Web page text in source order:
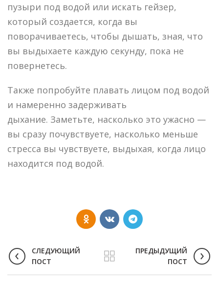
пузыри под водой или искать гейзер,
который создается, когда вы
поворачиваетесь, чтобы дышать, зная, что
вы выдыхаете каждую секунду, пока не
повернетесь.
Также попробуйте плавать лицом под водой
и намеренно задерживать
дыхание. Заметьте, насколько это ужасно —
вы сразу почувствуете, насколько меньше
стресса вы чувствуете, выдыхая, когда лицо
находится под водой.
СЛЕДУЮЩИЙ
ПОСТ
ПРЕДЫДУЩИЙ
ПОСТ